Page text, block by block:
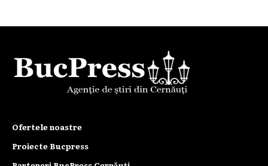
Ofertele noastre
Proiecte Bucpress